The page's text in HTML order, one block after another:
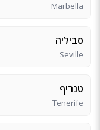
Marbella
סביליה
Seville
טנריף
Tenerife